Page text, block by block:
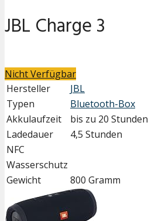
JBL Charge 3
Nicht Verfügbar
Hersteller
JBL
Typen
Bluetooth-Box
Akkulaufzeit
bis zu 20 Stunden
Ladedauer
4,5 Stunden
NFC
Wasserschutz
Gewicht
800 Gramm